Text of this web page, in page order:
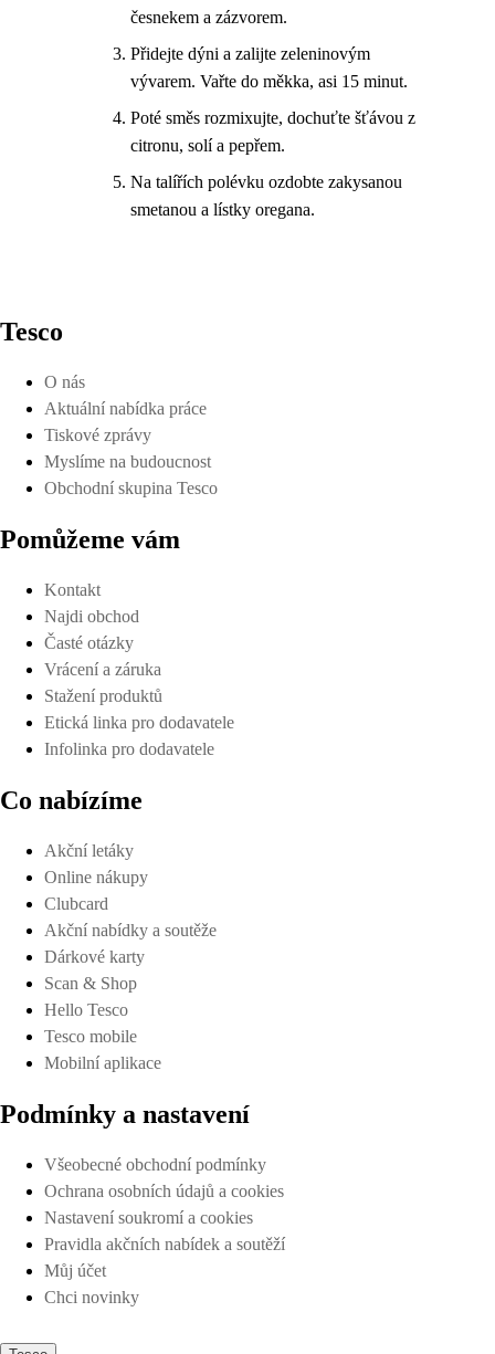
česnekem a zázvorem.
Přidejte dýni a zalijte zeleninovým
vývarem. Vařte do měkka, asi 15 minut.
Poté směs rozmixujte, dochuťte šťávou z
citronu, solí a pepřem.
Na talířích polévku ozdobte zakysanou
smetanou a lístky oregana.
Tesco
O nás
Aktuální nabídka práce
Tiskové zprávy
Myslíme na budoucnost
Obchodní skupina Tesco
Pomůžeme vám
Kontakt
Najdi obchod
Časté otázky
Vrácení a záruka
Stažení produktů
Etická linka pro dodavatele
Infolinka pro dodavatele
Co nabízíme
Akční letáky
Online nákupy
Clubcard
Akční nabídky a soutěže
Dárkové karty
Scan & Shop
Hello Tesco
Tesco mobile
Mobilní aplikace
Podmínky a nastavení
Všeobecné obchodní podmínky
Ochrana osobních údajů a cookies
Nastavení soukromí a cookies
Pravidla akčních nabídek a soutěží
Můj účet
Chci novinky